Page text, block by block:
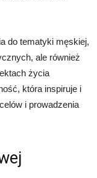
do tematyki męskiej,
ale również
życia
która inspiruje i
i prowadzenia